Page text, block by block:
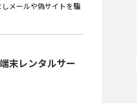
メールや偽サイトを騙
末レンタルサー